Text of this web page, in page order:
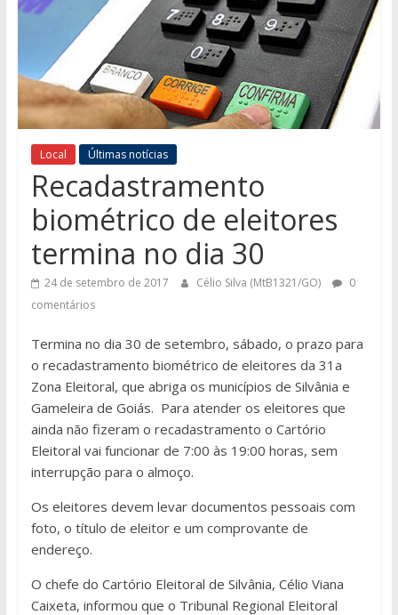
Local Últimas notícias
Recadastramento
biométrico de eleitores
termina no dia 30
24 de setembro de 2017 Célio Silva (MtB1321/GO)
0
comentários
Termina no dia 30 de setembro, sábado, o prazo para
o recadastramento biométrico de eleitores da 31a
Zona Eleitoral, que abriga os municípios de Silvânia e
Gameleira de Goiás. Para atender os eleitores que
ainda não fizeram o recadastramento o Cartório
Eleitoral vai funcionar de 7:00 às 19:00 horas, sem
interrupção para o almoço.
Os eleitores devem levar documentos pessoais com
foto, o título de eleitor e um comprovante de
endereço.
O chefe do Cartório Eleitoral de Silvânia, Célio Viana
Caixeta, informou que o Tribunal Regional Eleitoral